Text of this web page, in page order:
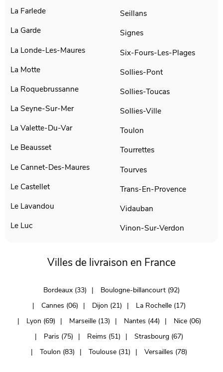
La Farlede
La Garde
La Londe-Les-Maures
La Motte
La Roquebrussanne
La Seyne-Sur-Mer
La Valette-Du-Var
Le Beausset
Le Cannet-Des-Maures
Le Castellet
Le Lavandou
Le Luc
Seillans
Signes
Six-Fours-Les-Plages
Sollies-Pont
Sollies-Toucas
Sollies-Ville
Toulon
Tourrettes
Tourves
Trans-En-Provence
Vidauban
Vinon-Sur-Verdon
Villes de livraison en France
Bordeaux (33)
Boulogne-billancourt (92)
Cannes (06)
Dijon (21)
La Rochelle (17)
Lyon (69)
Marseille (13) Nantes (44)
Nice (06)
Paris (75)
Reims (51)
Strasbourg (67)
Toulon (83)
Toulouse (31) Versailles (78)